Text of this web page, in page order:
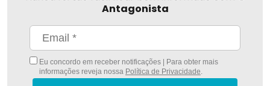
Antagonista
Eu concordo em receber notificações | Para obter mais
informações reveja nossa Política de Privacidade.